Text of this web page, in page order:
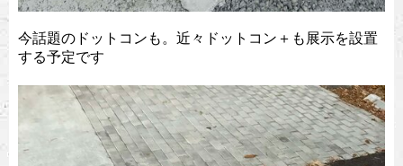
今話題のドットコンも。近々ドットコン＋も展示を設置
する予定です